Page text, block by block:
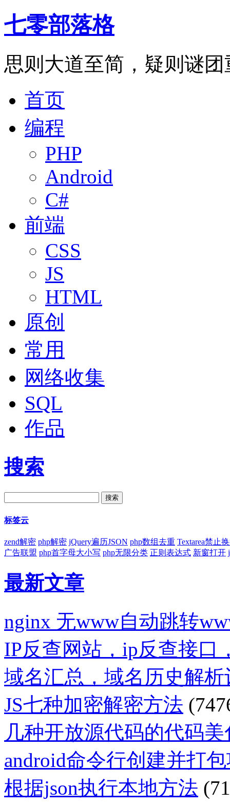
七零部落格
思则大道至简，疑则谜团
首页
编程
PHP
Android
C#
前端
CSS
JS
HTML
原创
常用
网络收集
SQL
作品
搜索
标签云
zend解密 php解密 jQuery遍历JSON php数组去重 Textarea禁止
广告联盟 php首字母大小写 php无限分类 正则表达式 新窗打开
最新文章
nginx 无www自动跳转
IP反查网站，ip反查接口
域名汇总，域名历史解
JS七种加密解密方法
几种开放源代码的代码
android命令行创建并打
根据json执行本地方法